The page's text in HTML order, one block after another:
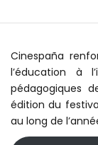
Cinespaña
l’éducation à
pédagogiques
édition du
au long de